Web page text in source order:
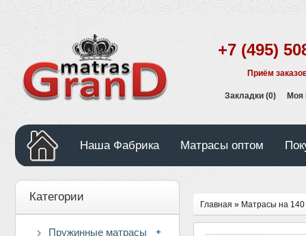
Закладки (0) Моя
+7 (495)
Приём
Наша Фабрика Матрасы оптом
Категории
Пружинные матрасы
Главная » Матрасы на 140